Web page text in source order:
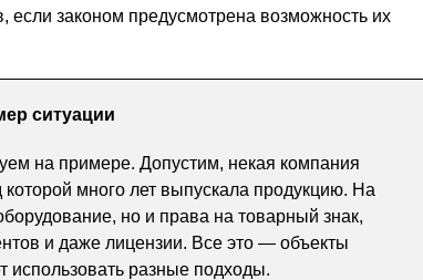
законом предусмотрена возможность их
ситуации
на примере. Допустим, некая компания
которой много лет выпускала продукцию. На
но и права на товарный знак,
и даже лицензии. Все это — объекты
использовать разные подходы.